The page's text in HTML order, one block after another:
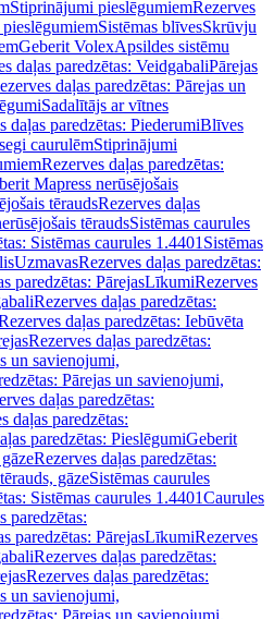
Stiprinājumi pieslēgumiemRezerves
Sistēmas blīvesSkrūvju
Geberit VolexApsildes sistēmu
daļas paredzētas: VeidgabaliPārejas
daļas paredzētas: Pārejas un
Sadalītājs ar vītnes
daļas paredzētas: PiederumiBlīves
caurulēmStiprinājumi
Rezerves daļas paredzētas:
Mapress nerūsējošais
tēraudsRezerves daļas
tēraudsSistēmas caurules
Sistēmas caurules 1.4401 Sistēmas
UzmavasRezerves daļas paredzētas:
paredzētas: PārejasLīkumiRezerves
Rezerves daļas paredzētas:
daļas paredzētas: Iebūvēta
Rezerves daļas paredzētas:
un savienojumi,
Pārejas un savienojumi,
daļas paredzētas:
daļas paredzētas:
paredzētas: PieslēgumiGeberit
Rezerves daļas paredzētas:
gāzeSistēmas caurules
Sistēmas caurules 1.4401Caurules
paredzētas:
paredzētas: PārejasLīkumiRezerves
Rezerves daļas paredzētas:
Rezerves daļas paredzētas:
un savienojumi,
Pārejas un savienojumi,